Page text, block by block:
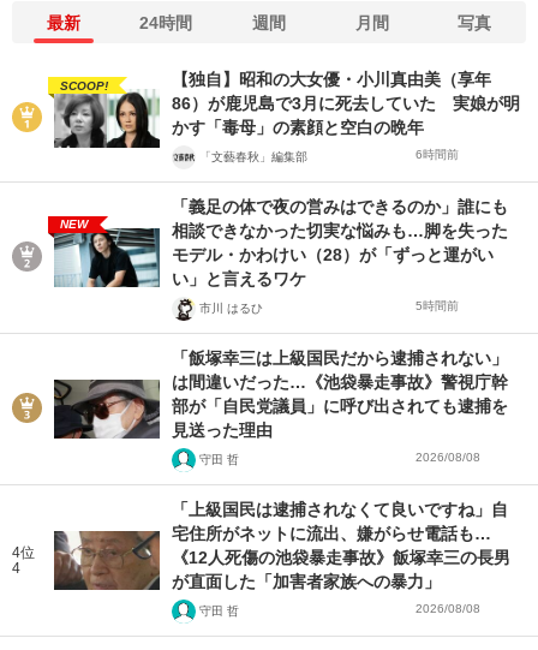
最新 24時間 週間 月間 写真
SCOOP!
【独自】昭和の大女優・小川真由美（享年
86）が鹿児島で3月に死去していた 実娘が明
かす「毒母」の素顔と空白の晩年
「文藝春秋」編集部 6時間前
NEW
「義足の体で夜の営みはできるのか」誰にも
相談できなかった切実な悩みも…脚を失った
モデル・かわけい（28）が「ずっと運がい
い」と言えるワケ
市川 はるひ 5時間前
「飯塚幸三は上級国民だから逮捕されない」
は間違いだった…《池袋暴走事故》警視庁幹
部が「自民党議員」に呼び出されても逮捕を
見送った理由
守田 哲 2026/08/08
4位
4
「上級国民は逮捕されなくて良いですね」自
宅住所がネットに流出、嫌がらせ電話も…
《12人死傷の池袋暴走事故》飯塚幸三の長男
が直面した「加害者家族への暴力」
守田 哲 2026/08/08